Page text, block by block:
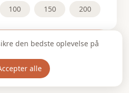
100 150 200
den bedste oplevelse på
alle